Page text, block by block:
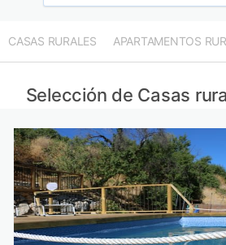
CASAS RURALES APARTAMENTOS
Selección de Casas